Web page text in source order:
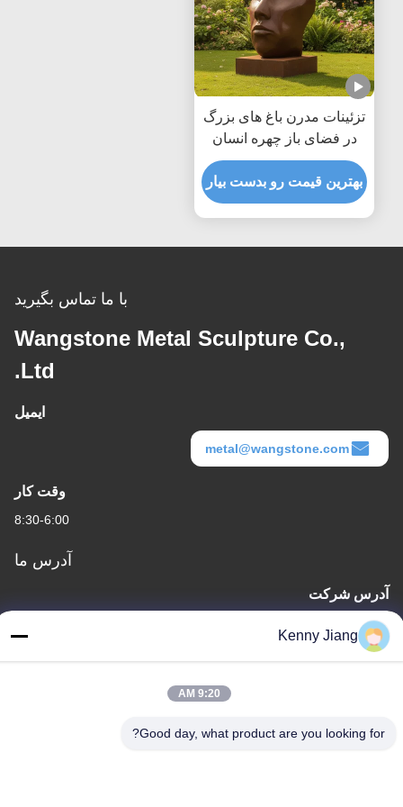
تزئینات مدرن باغ های بزرگ
در فضای باز چهره انسان
انتزاعی مجسمه برنز
مجسمه هنری فلزی باستانی
مجسمه برای تزئینات حیاط
بهترین قیمت رو بدست بیار
با ما تماس بگیرید
Wangstone Metal Sculpture Co.,
Ltd.
ایمیل
metal@wangstone.com
وقت کار
8:30-6:00
آدرس ما
آدرس شرکت
شماره ۷۲، جاده یونگ جون، روستای ووفنگ، شهر چونگوو، کوانژو،
Kenny Jiang
9:20 AM
Good day, what product are you looking for?